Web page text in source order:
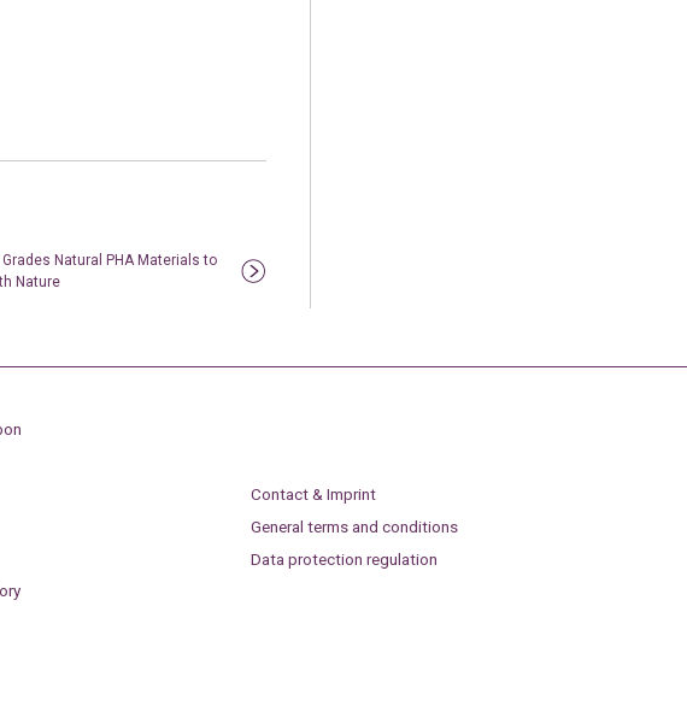
Natural PHA Materials to
Nature
Contact & Imprint
General terms and conditions
Data protection regulation